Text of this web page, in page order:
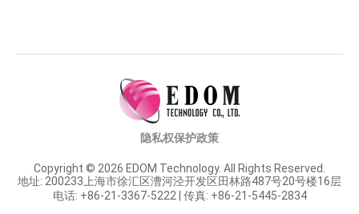
Copyright © 2026 EDOM Technology. All Rights Reserved.
地址: 200233上海市徐汇区漕河泾开发区田林路487号20号楼16层
电话: +86-21-3367-5222 | 传真: +86-21-5445-2834
隐私权保护政策